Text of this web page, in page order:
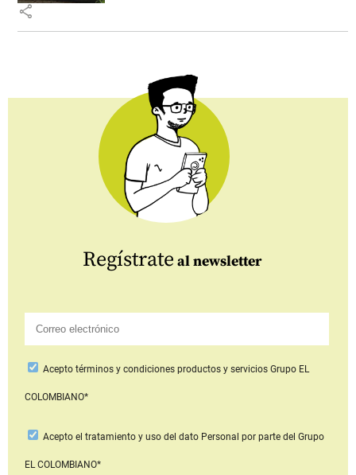
share
Regístrate al newsletter
Aceptotérminos y condiciones productos y serviciosGrupo EL
COLOMBIANO*
Acepto el tratamiento y uso del dato Personal por parte del Grupo
EL COLOMBIANO*